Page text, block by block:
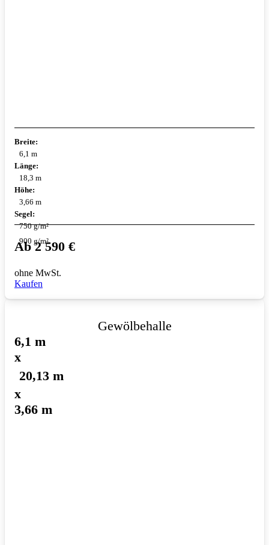
Breite:
6,1 m
Länge:
18,3 m
Höhe:
3,66 m
Segel:
750 g/m²
900 g/m²
Ab2 590 €
ohne MwSt.
Kaufen
Gewölbehalle
6,1 m
x
20,13 m
x
3,66 m